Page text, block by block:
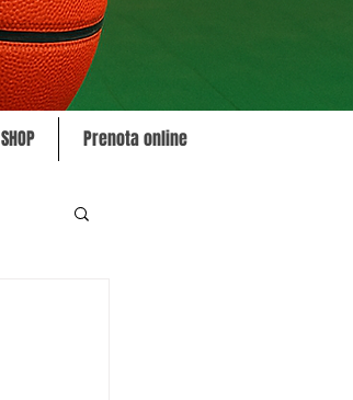
SHOP Prenota online